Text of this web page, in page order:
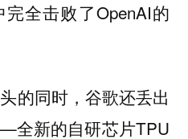
全击败了OpenAI的
的同时，谷歌还丢出
全新的自研芯片TPU